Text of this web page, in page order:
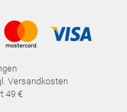
Versandkosten
49 €